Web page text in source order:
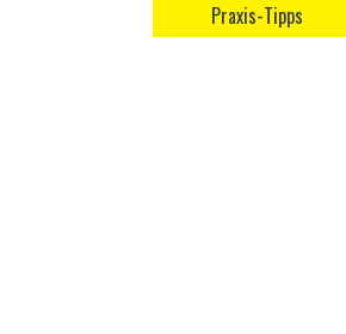
Praxis-Tipps